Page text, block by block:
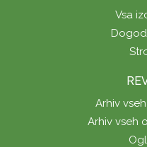
Vsa
Arhiv
Arhiv vseh